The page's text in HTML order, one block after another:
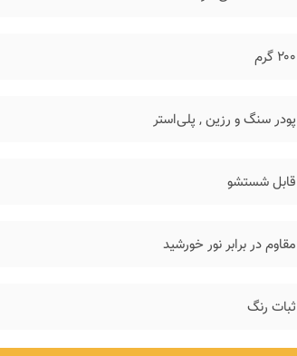
۲۰۰ گرم
پودر سنگ و رزین, پلی‌استر
قابل شستشو
مقاوم در برابر نور خورشید
ثبات رنگ